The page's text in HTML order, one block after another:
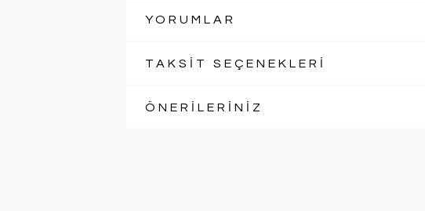
YORUMLAR
TAKSİT SEÇENEKLERİ
ÖNERİLERİNİZ